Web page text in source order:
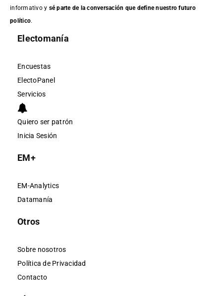
informativo y sé parte de la conversación que define nuestro futuro
político.
Electomanía
Encuestas
ElectoPanel
Servicios
Quiero ser patrón
Inicia Sesión
EM+
EM-Analytics
Datamanía
Otros
Sobre nosotros
Política de Privacidad
Contacto